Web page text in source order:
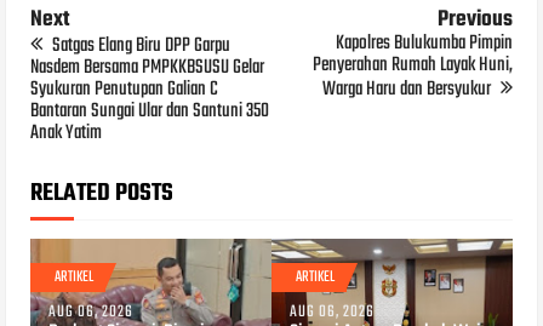
Next
Satgas Elang Biru DPP Garpu
Nasdem Bersama PMPKKBSUSU Gelar
Syukuran Penutupan Galian C
Bantaran Sungai Ular dan Santuni 350
Anak Yatim
Previous
Kapolres Bulukumba Pimpin
Penyerahan Rumah Layak Huni,
Warga Haru dan Bersyukur
RELATED POSTS
ARTIKEL
AUG 06, 2026
ARTIKEL
AUG 06, 2026